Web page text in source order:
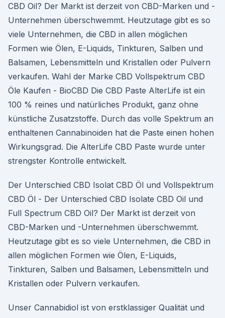
CBD Oil? Der Markt ist derzeit von CBD-Marken und -
Unternehmen überschwemmt. Heutzutage gibt es so
viele Unternehmen, die CBD in allen möglichen
Formen wie Ölen, E-Liquids, Tinkturen, Salben und
Balsamen, Lebensmitteln und Kristallen oder Pulvern
verkaufen. Wahl der Marke CBD Vollspektrum CBD
Öle Kaufen - BioCBD Die CBD Paste AlterLife ist ein
100 % reines und natürliches Produkt, ganz ohne
künstliche Zusatzstoffe. Durch das volle Spektrum an
enthaltenen Cannabinoiden hat die Paste einen hohen
Wirkungsgrad. Die AlterLife CBD Paste wurde unter
strengster Kontrolle entwickelt.
Der Unterschied CBD Isolat CBD Öl und Vollspektrum
CBD Öl - Der Unterschied CBD Isolate CBD Oil und
Full Spectrum CBD Oil? Der Markt ist derzeit von
CBD-Marken und -Unternehmen überschwemmt.
Heutzutage gibt es so viele Unternehmen, die CBD in
allen möglichen Formen wie Ölen, E-Liquids,
Tinkturen, Salben und Balsamen, Lebensmitteln und
Kristallen oder Pulvern verkaufen.
Unser Cannabidiol ist von erstklassiger Qualität und